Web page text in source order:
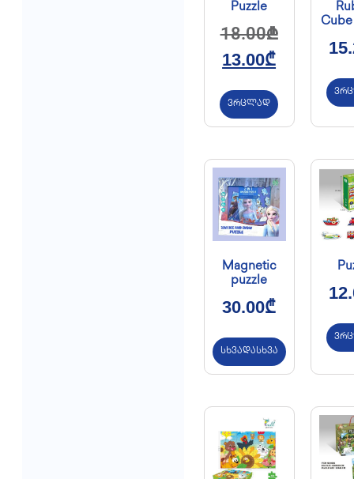
Puzzle
18.00₾
13.00₾
ვრცლად
Magnetic
puzzle
30.00₾
სხვადასხვა